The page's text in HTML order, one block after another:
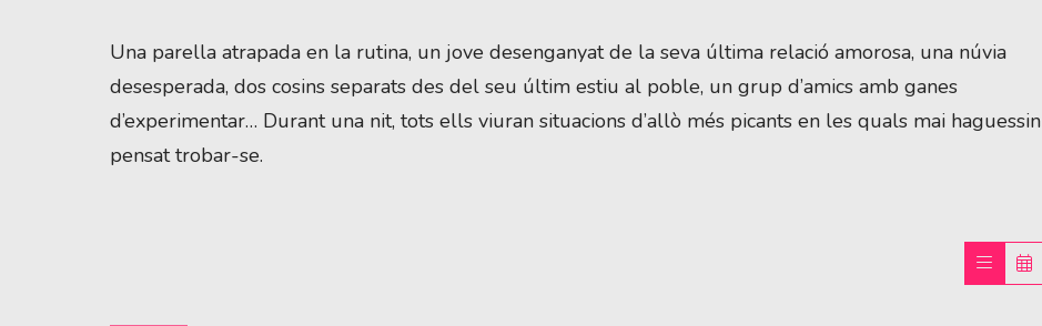
Una parella atrapada en la rutina, un jove desenganyat de la seva última relació amorosa, una núvia
desesperada, dos cosins separats des del seu últim estiu al poble, un grup d’amics amb ganes
d’experimentar… Durant una nit, tots ells viuran situacions d’allò més picants en les quals mai haguessin
pensat trobar-se.